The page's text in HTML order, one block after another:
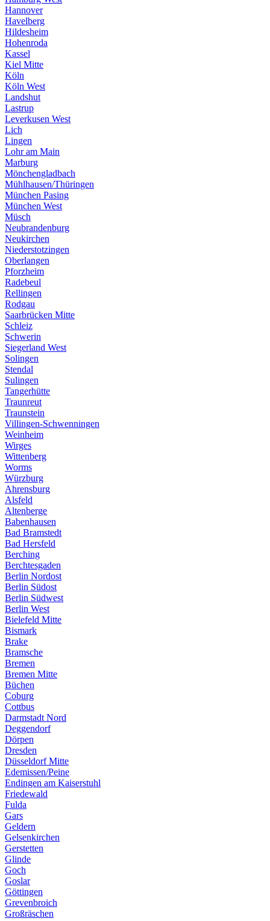
Hannover
Havelberg
Hildesheim
Hohenroda
Kassel
Kiel Mitte
Köln
Köln West
Landshut
Lastrup
Leverkusen West
Lich
Lingen
Lohr am Main
Marburg
Mönchengladbach
Mühlhausen/Thüringen
München Pasing
München West
Müsch
Neubrandenburg
Neukirchen
Niederstotzingen
Oberlangen
Pforzheim
Radebeul
Rellingen
Rodgau
Saarbrücken Mitte
Schleiz
Schwerin
Siegerland West
Solingen
Stendal
Sulingen
Tangerhütte
Traunreut
Traunstein
Villingen-Schwenningen
Weinheim
Wirges
Wittenberg
Worms
Würzburg
Ahrensburg
Alsfeld
Altenberge
Babenhausen
Bad Bramstedt
Bad Hersfeld
Berching
Berchtesgaden
Berlin Nordost
Berlin Südost
Berlin Südwest
Berlin West
Bielefeld Mitte
Bismark
Brake
Bramsche
Bremen
Bremen Mitte
Büchen
Coburg
Cottbus
Darmstadt Nord
Deggendorf
Dörpen
Dresden
Düsseldorf Mitte
Edemissen/Peine
Endingen am Kaiserstuhl
Friedewald
Fulda
Gars
Geldern
Gelsenkirchen
Gerstetten
Glinde
Goch
Goslar
Göttingen
Grevenbroich
Großräschen